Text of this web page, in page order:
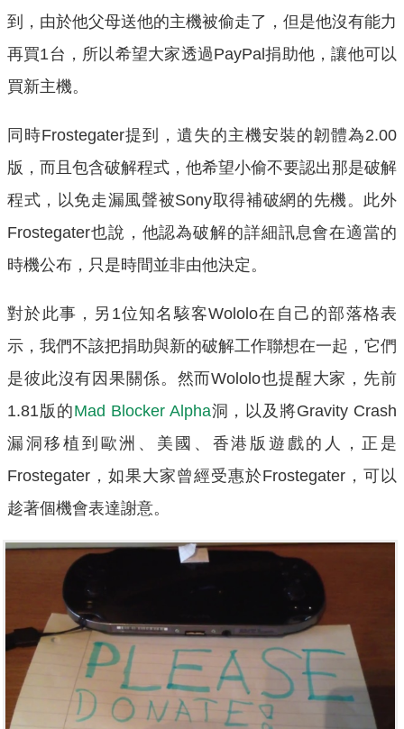
到，由於他父母送他的主機被偷走了，但是他沒有能力
再買1台，所以希望大家透過PayPal捐助他，讓他可以
買新主機。
同時Frostegater提到，遺失的主機安裝的韌體為2.00
版，而且包含破解程式，他希望小偷不要認出那是破解
程式，以免走漏風聲被Sony取得補破網的先機。此外
Frostegater也說，他認為破解的詳細訊息會在適當的
時機公布，只是時間並非由他決定。
對於此事，另1位知名駭客Wololo在自己的部落格表
示，我們不該把捐助與新的破解工作聯想在一起，它們
是彼此沒有因果關係。然而Wololo也提醒大家，先前
1.81版的Mad Blocker Alpha洞，以及將Gravity Crash
漏洞移植到歐洲、美國、香港版遊戲的人，正是
Frostegater，如果大家曾經受惠於Frostegater，可以
趁著個機會表達謝意。